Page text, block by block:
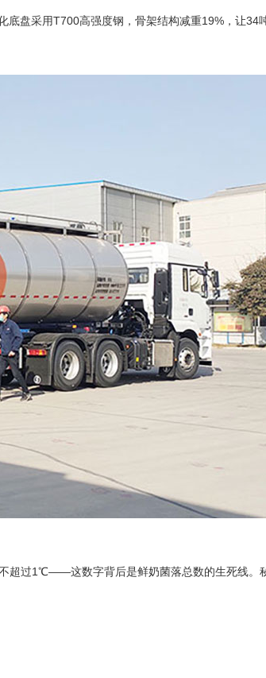
盘采用T700高强度钢，骨架结构减重19%，让34
过1℃——这数字背后是鲜奶菌落总数的生死线。秘